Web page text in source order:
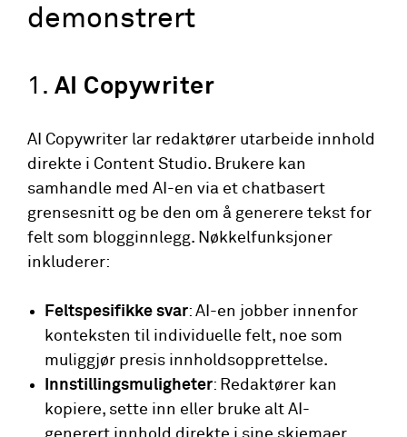
demonstrert
1. AI Copywriter
AI Copywriter lar redaktører utarbeide innhold
direkte i Content Studio. Brukere kan
samhandle med AI-en via et chatbasert
grensesnitt og be den om å generere tekst for
felt som blogginnlegg. Nøkkelfunksjoner
inkluderer:
Feltspesifikke svar: AI-en jobber innenfor
konteksten til individuelle felt, noe som
muliggjør presis innholdsopprettelse.
Innstillingsmuligheter: Redaktører kan
kopiere, sette inn eller bruke alt AI-